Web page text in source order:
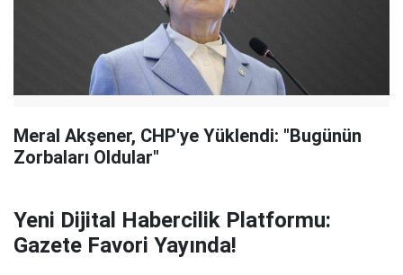
Meral Akşener, CHP'ye Yüklendi: "Bugünün
Zorbaları Oldular"
Yeni Dijital Habercilik Platformu:
Gazete Favori Yayında!